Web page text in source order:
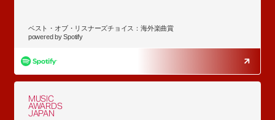
ベスト・オブ・リスナーズチョイス：海外楽曲賞
powered by Spotify
MUSIC
AWARDS
JAPAN